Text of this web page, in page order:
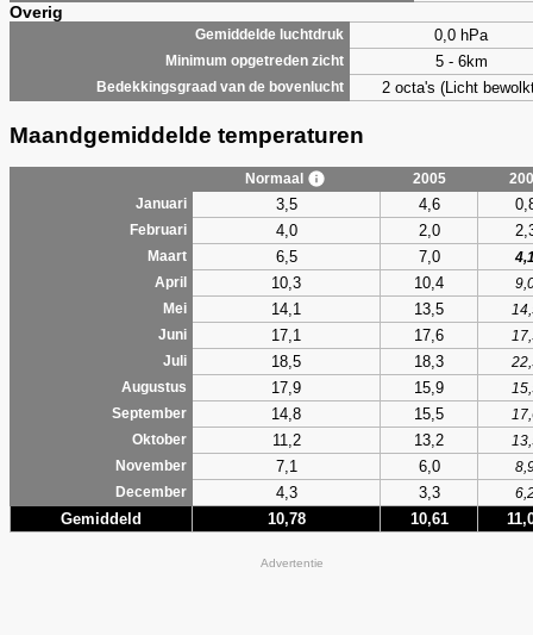
Overig
Gemiddelde luchtdruk 0,0 hPa
Minimum opgetreden zicht 5 - 6km
Bedekkingsgraad van de bovenlucht 2 octa's (Licht
Maandgemiddelde temperaturen
Normaal 2005
Januari
3,5 4,6
Februari 4,0 2,0
Maart 6,5 7,0
April
10,3 10,4
Mei
14,1 13,5
Juni
17,1 17,6
Juli
18,5 18,3
Augustus
17,9 15,9
September
14,8 15,5
Oktober
11,2 13,2
November
7,1 6,0
December
4,3 3,3
Gemiddeld 10,78 10,61
Advertentie